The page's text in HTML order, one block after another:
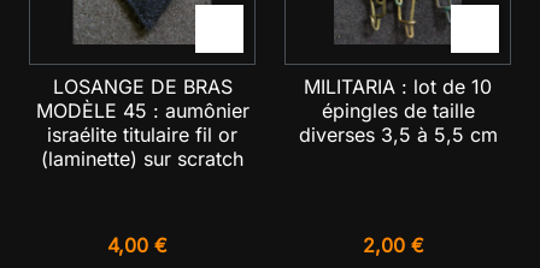
LOSANGE DE BRAS
MODÈLE 45 : aumônier
israélite titulaire fil or
(laminette) sur scratch
4,00 €
MILITARIA : lot de 10
épingles de taille
diverses 3,5 à 5,5 cm
2,00 €